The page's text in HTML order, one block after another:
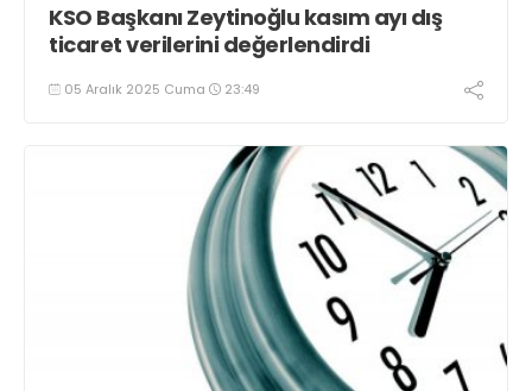
KSO Başkanı Zeytinoğlu kasım ayı dış
ticaret verilerini değerlendirdi
05 Aralık 2025 Cuma 23:49